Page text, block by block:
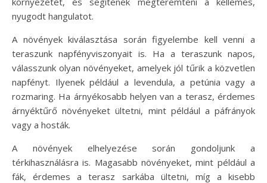
nyugodt hangulatot.
A növények kiválasztása során figyelembe kell venni a
teraszunk napfényviszonyait is. Ha a teraszunk napos,
válasszunk olyan növényeket, amelyek jól tűrik a közvetlen
napfényt. Ilyenek például a levendula, a petúnia vagy a
rozmaring. Ha árnyékosabb helyen van a terasz, érdemes
árnyéktűrő növényeket ültetni, mint például a páfrányok
vagy a hosták.
A növények elhelyezése során gondoljunk a
térkihasználásra is. Magasabb növényeket, mint például a
fák, érdemes a terasz sarkába ültetni, míg a kisebb